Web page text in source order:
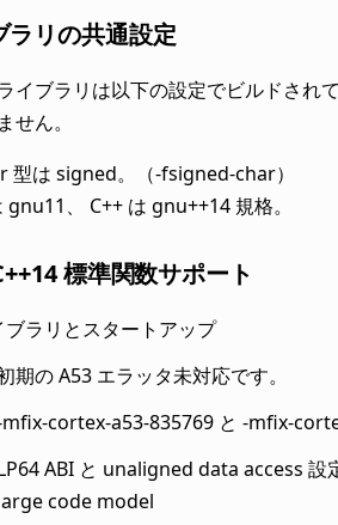
ラリの共通設定
イブラリは以下の設定でビルドされ
せん。
型は signed。（-fsigned-char）
gnu11、 C++ は gnu++14 規格。
標準関数サポート
ブラリとスタートアップ
期の A53 エラッタ未対応です。
cortex-a53-835769 と -mfix-
ABI と unaligned data access 設
code model